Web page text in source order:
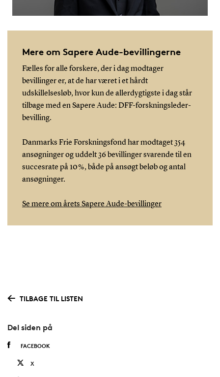
Mere om Sapere Aude-bevillingerne
Fælles for alle forskere, der i dag modtager
bevillinger er, at de har været i et hårdt
udskillelsesløb, hvor kun de allerdygtigste i dag står
tilbage med en Sapere Aude: DFF-forskningsleder-
bevilling.
Danmarks Frie Forskningsfond har modtaget 354
ansøgninger og uddelt 36 bevillinger svarende til en
succesrate på 10 %, både på ansøgt beløb og antal
ansøgninger.
Se mere om årets Sapere Aude-bevillinger
TILBAGE TIL LISTEN
Del siden på
FACEBOOK
X